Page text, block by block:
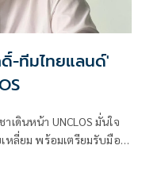
-ทีมไทยแลนด์'
เดินหน้า UNCLOS มั่นใจ
หลี่ยม พร้อมเตรียมรับมือ